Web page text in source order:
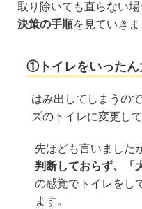
取り除いても直らない
決策の手順を見ていきま
①トイレをいったん
はみ出してしまうの
ズのトイレに変更し
先ほども言いました
判断しておらず、「
の感覚でトイレをし
ます。